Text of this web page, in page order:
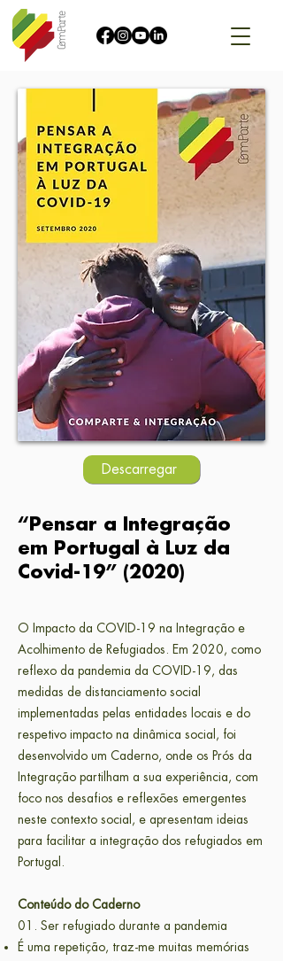
Descarregar
“Pensar a Integração
em Portugal à Luz da
Covid-19” (2020)
O Impacto da COVID-19 na Integração e
Acolhimento de Refugiados. Em 2020, como
reflexo da pandemia da COVID-19, das
medidas de distanciamento social
implementadas pelas entidades locais e do
respetivo impacto na dinâmica social, foi
desenvolvido um Caderno, onde os Prós da
Integração partilham a sua experiência, com
foco nos desafios e reflexões emergentes
neste contexto social, e apresentam ideias
para facilitar a integração dos refugiados em
Portugal.
Conteúdo do Caderno
01. Ser refugiado durante a pandemia
É uma repetição, traz-me muitas memórias